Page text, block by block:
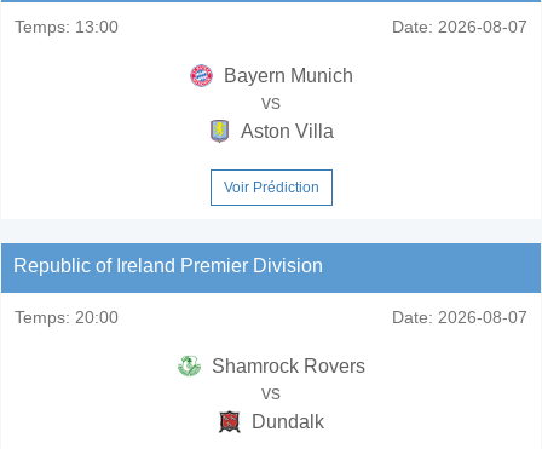
Temps: 13:00 Date: 2026-08-07
Bayern Munich
vs
Aston Villa
Voir Prédiction
Republic of Ireland Premier Division
Temps: 20:00 Date: 2026-08-07
Shamrock Rovers
vs
Dundalk